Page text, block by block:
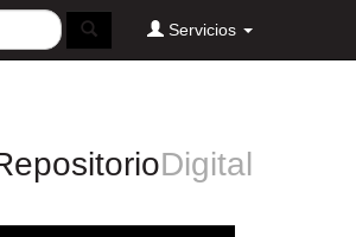
Servicios
Digital